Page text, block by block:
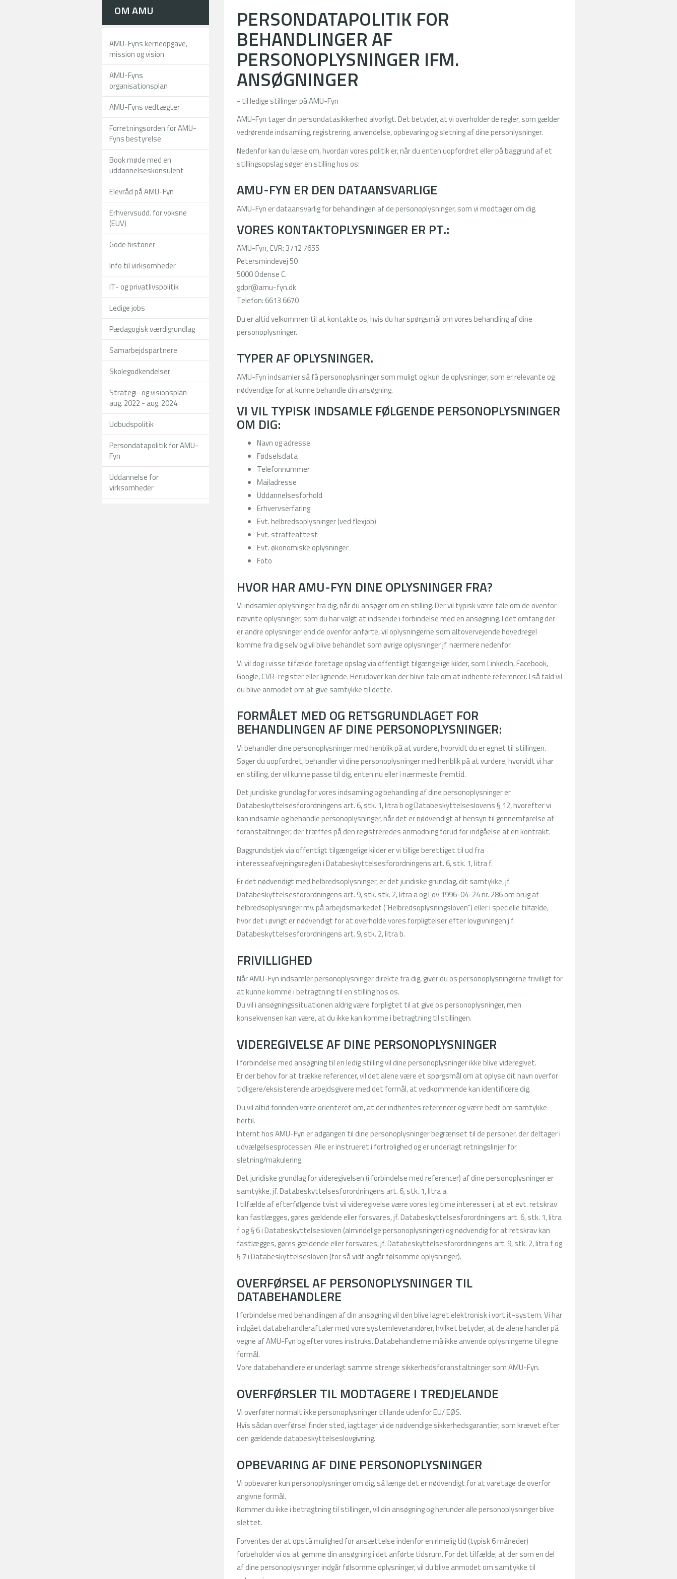
OM AMU
AMU-Fyns kerneopgave,
mission og vision
AMU-Fyns
organisationsplan
AMU-Fyns vedtægter
Forretningsorden for AMU-
Fyns bestyrelse
Book møde med en
uddannelseskonsulent
Elevråd på AMU-Fyn
Erhvervsudd. for voksne
(EUV)
Gode historier
Info til virksomheder
IT- og privatlivspolitik
Ledige jobs
Pædagogisk værdigrundlag
Samarbejdspartnere
Skolegodkendelser
Strategi- og visionsplan
aug. 2022 - aug. 2024
Udbudspolitik
Persondatapolitik for AMU-
Fyn
Uddannelse for
virksomheder
PERSONDATAPOLITIK FOR
BEHANDLINGER AF
PERSONOPLYSNINGER IFM.
ANSØGNINGER
- til ledige stillinger på AMU-Fyn
AMU-Fyn tager din persondatasikkerhed alvorligt. Det betyder, at vi overholder de regler, som gælder
vedrørende indsamling, registrering, anvendelse, opbevaring og sletning af dine personlysninger.
Nedenfor kan du læse om, hvordan vores politik er, når du enten uopfordret eller på baggrund af et
stillingsopslag søger en stilling hos os:
AMU-FYN ER DEN DATAANSVARLIGE
AMU-Fyn er dataansvarlig for behandlingen af de personoplysninger, som vi modtager om dig.
VORES KONTAKTOPLYSNINGER ER PT.:
AMU-Fyn, CVR: 3712 7655
Petersmindevej 50
5000 Odense C.
gdpr@amu-fyn.dk
Telefon: 6613 6670
Du er altid velkommen til at kontakte os, hvis du har spørgsmål om vores behandling af dine
personoplysninger.
TYPER AF OPLYSNINGER.
AMU-Fyn indsamler så få personoplysninger som muligt og kun de oplysninger, som er relevante og
nødvendige for at kunne behandle din ansøgning.
VI VIL TYPISK INDSAMLE FØLGENDE PERSONOPLYSNINGER
OM DIG:
Navn og adresse
Fødselsdata
Telefonnummer
Mailadresse
Uddannelsesforhold
Erhvervserfaring
Evt. helbredsoplysninger (ved flexjob)
Evt. straffeattest
Evt. økonomiske oplysninger
Foto
HVOR HAR AMU-FYN DINE OPLYSNINGER FRA?
Vi indsamler oplysninger fra dig, når du ansøger om en stilling. Der vil typisk være tale om de ovenfor
nævnte oplysninger, som du har valgt at indsende i forbindelse med en ansøgning. I det omfang der
er andre oplysninger end de ovenfor anførte, vil oplysningerne som altovervejende hovedregel
komme fra dig selv og vil blive behandlet som øvrige oplysninger jf. nærmere nedenfor.
Vi vil dog i visse tilfælde foretage opslag via offentligt tilgængelige kilder, som LinkedIn, Facebook,
Google, CVR-register eller lignende. Herudover kan der blive tale om at indhente referencer. I så fald vil
du blive anmodet om at give samtykke til dette.
FORMÅLET MED OG RETSGRUNDLAGET FOR
BEHANDLINGEN AF DINE PERSONOPLYSNINGER:
Vi behandler dine personoplysninger med henblik på at vurdere, hvorvidt du er egnet til stillingen.
Søger du uopfordret, behandler vi dine personoplysninger med henblik på at vurdere, hvorvidt vi har
en stilling, der vil kunne passe til dig, enten nu eller i nærmeste fremtid.
Det juridiske grundlag for vores indsamling og behandling af dine personoplysninger er
Databeskyttelsesforordningens art. 6, stk. 1, litra b og Databeskyttelseslovens § 12, hvorefter vi
kan indsamle og behandle personoplysninger, når det er nødvendigt af hensyn til gennemførelse af
foranstaltninger, der træffes på den registreredes anmodning forud for indgåelse af en kontrakt.
Baggrundstjek via offentligt tilgængelige kilder er vi tillige berettiget til ud fra
interesseafvejningsreglen i Databeskyttelsesforordningens art. 6, stk. 1, litra f.
Er det nødvendigt med helbredsoplysninger, er det juridiske grundlag, dit samtykke, jf.
Databeskyttelsesforordningens art. 9, stk. stk. 2, litra a og Lov 1996-04-24 nr. 286 om brug af
helbredsoplysninger mv. på arbejdsmarkedet ("Helbredsoplysningsloven") eller i specielle tilfælde,
hvor det i øvrigt er nødvendigt for at overholde vores forpligtelser efter lovgivningen j f.
Databeskyttelsesforordningens art. 9, stk. 2, litra b.
FRIVILLIGHED
Når AMU-Fyn indsamler personoplysninger direkte fra dig, giver du os personoplysningerne frivilligt for
at kunne komme i betragtning til en stilling hos os.
Du vil i ansøgningssituationen aldrig være forpligtet til at give os personoplysninger, men
konsekvensen kan være, at du ikke kan komme i betragtning til stillingen.
VIDEREGIVELSE AF DINE PERSONOPLYSNINGER
I forbindelse med ansøgning til en ledig stilling vil dine personoplysninger ikke blive videregivet.
Er der behov for at trække referencer, vil det alene være et spørgsmål om at oplyse dit navn overfor
tidligere/eksisterende arbejdsgivere med det formål, at vedkommende kan identificere dig.
Du vil altid forinden være orienteret om, at der indhentes referencer og være bedt om samtykke
hertil.
Internt hos AMU-Fyn er adgangen til dine personoplysninger begrænset til de personer, der deltager i
udvælgelsesprocessen. Alle er instrueret i fortrolighed og er underlagt retningslinjer for
sletning/makulering.
Det juridiske grundlag for videregivelsen (i forbindelse med referencer) af dine personoplysninger er
samtykke, jf. Databeskyttelsesforordningens art. 6, stk. 1, litra a.
I tilfælde af efterfølgende tvist vil videregivelse være vores legitime interesser i, at et evt. retskrav
kan fastlægges, gøres gældende eller forsvares, jf. Databeskyttelsesforordningens art. 6, stk. 1, litra
f og § 6 i Databeskyttelsesloven (almindelige personoplysninger) og nødvendig for at retskrav kan
fastlægges, gøres gældende eller forsvares, jf. Databeskyttelsesforordningens art. 9, stk. 2, litra f og
§ 7 i Databeskyttelsesloven (for så vidt angår følsomme oplysninger).
OVERFØRSEL AF PERSONOPLYSNINGER TIL
DATABEHANDLERE
I forbindelse med behandlingen af din ansøgning vil den blive lagret elektronisk i vort it-system. Vi har
indgået databehandleraftaler med vore systemleverandører, hvilket betyder, at de alene handler på
vegne af AMU-Fyn og efter vores instruks. Databehandlerne må ikke anvende oplysningerne til egne
formål.
Vore databehandlere er underlagt samme strenge sikkerhedsforanstaltninger som AMU-Fyn.
OVERFØRSLER TIL MODTAGERE I TREDJELANDE
Vi overfører normalt ikke personoplysninger til lande udenfor EU/ EØS.
Hvis sådan overførsel finder sted, iagttager vi de nødvendige sikkerhedsgarantier, som krævet efter
den gældende databeskyttelseslovgivning.
OPBEVARING AF DINE PERSONOPLYSNINGER
Vi opbevarer kun personoplysninger om dig, så længe det er nødvendigt for at varetage de overfor
angivne formål.
Kommer du ikke i betragtning til stillingen, vil din ansøgning og herunder alle personoplysninger blive
slettet.
Forventes der at opstå mulighed for ansættelse indenfor en rimelig tid (typisk 6 måneder)
forbeholder vi os at gemme din ansøgning i det anførte tidsrum. For det tilfælde, at der som en del
af dine personoplysninger indgår følsomme oplysninger, vil du blive anmodet om samtykke til